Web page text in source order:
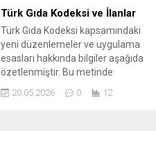
Türk Gıda Kodeksi ve İlanlar
Türk Gıda Kodeksi kapsamındaki
yeni düzenlemeler ve uygulama
esasları hakkında bilgiler aşağıda
özetlenmiştir. Bu metinde
yönetmelik, tebliğ ve ilân
bölümlerine dair temel noktalar
20.05.2026 0 12